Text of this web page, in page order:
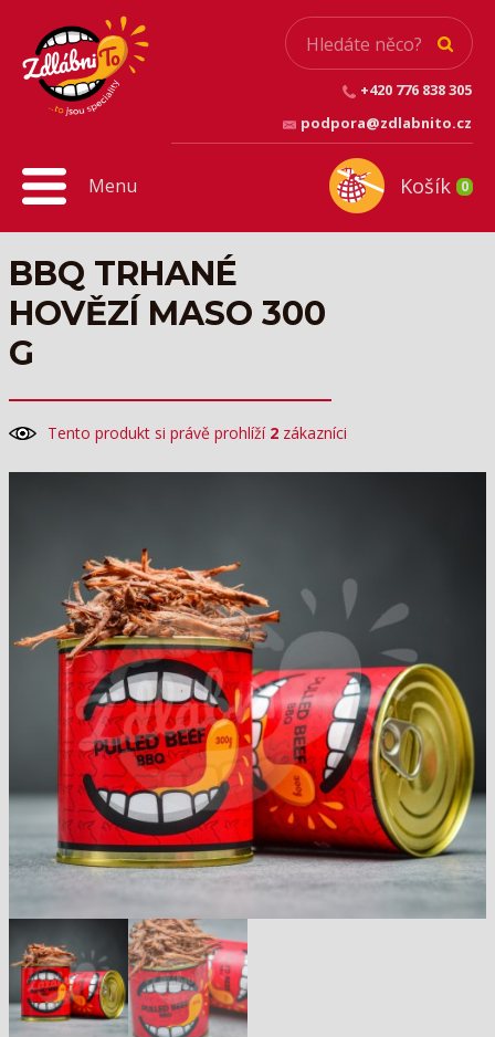
+420 776 838 305
podpora@zdlabnito.cz
Košík 0
Menu
BBQ TRHANÉ
HOVĚZÍ MASO 300
G
Tento produkt si právě prohlíží 2 zákazníci